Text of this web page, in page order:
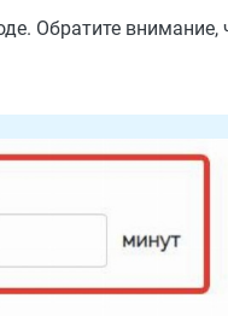
Обратите